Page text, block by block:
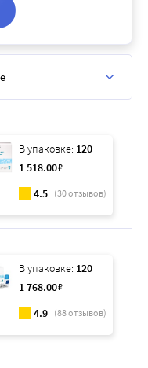
В упаковке: 120
1 518.00₽
4.5 (30отзывов)
В упаковке: 120
1 768.00₽
4.9 (88отзывов)